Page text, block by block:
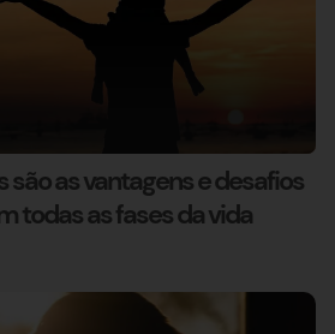
são as vantagens e desafios
todas as fases da vida